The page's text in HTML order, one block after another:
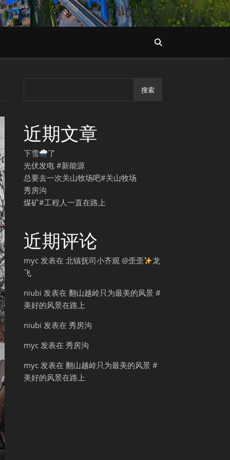
搜索
近期文章
下雪
了
光伏发电 #新能源
总要去一次关山牧场吧#关山牧场
秀房沟
煤矿#工程人一直在路上
近期评论
myc 发表在 北镇抚司小齐观 @歪歪
龙
飞
niubi 发表在 翻山越岭只为最美的风景 #
美好的风景在路上
niubi 发表在 秀房沟
myc 发表在 秀房沟
myc 发表在 翻山越岭只为最美的风景 #
美好的风景在路上